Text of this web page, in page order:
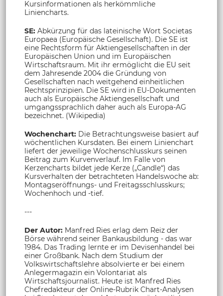
Kursinformationen als herkömmliche
Liniencharts.
SE: Abkürzung für das lateinische Wort Societas
Europaea (Europäische Gesellschaft). Die SE ist
eine Rechtsform für Aktiengesellschaften in der
Europäischen Union und im Europäischen
Wirtschaftsraum. Mit ihr ermöglicht die EU seit
dem Jahresende 2004 die Gründung von
Gesellschaften nach weitgehend einheitlichen
Rechtsprinzipien. Die SE wird in EU-Dokumenten
auch als Europäische Aktiengesellschaft und
umgangssprachlich daher auch als Europa-AG
bezeichnet. (Wikipedia)
Wochenchart: Die Betrachtungsweise basiert auf
wöchentlichen Kursdaten. Bei einem Linienchart
liefert der jeweilige Wochenschlusskurs seinen
Beitrag zum Kurvenverlauf. Im Falle von
Kerzencharts bildet jede Kerze („Candle“) das
Kursverhalten der betrachteten Handelswoche ab:
Montagseröffnungs- und Freitagsschlusskurs;
Wochenhoch und -tief.
---
Der Autor: Manfred Ries erlag dem Reiz der
Börse während seiner Bankausbildung - das war
1984. Das Trading lernte er im Devisenhandel bei
einer Großbank. Nach dem Studium der
Volkswirtschaftslehre absolvierte er bei einem
Anlegermagazin ein Volontariat als
Wirtschaftsjournalist. Heute ist Manfred Ries
Chefredakteur der Online-Rubrik Chart-Analysen